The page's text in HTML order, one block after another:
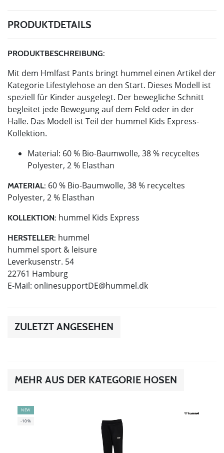
PRODUKTDETAILS
PRODUKTBESCHREIBUNG:
Mit dem Hmlfast Pants bringt hummel einen Artikel der
Kategorie Lifestylehose an den Start. Dieses Modell ist
speziell für Kinder ausgelegt. Der bewegliche Schnitt
begleitet jede Bewegung auf dem Feld oder in der
Halle. Das Modell ist Teil der hummel Kids Express-
Kollektion.
Material: 60 % Bio-Baumwolle, 38 % recyceltes
Polyester, 2 % Elasthan
MATERIAL: 60 % Bio-Baumwolle, 38 % recyceltes
Polyester, 2 % Elasthan
KOLLEKTION: hummel Kids Express
HERSTELLER: hummel
hummel sport & leisure
Leverkusenstr. 54
22761 Hamburg
E-Mail: onlinesupportDE@hummel.dk
ZULETZT ANGESEHEN
MEHR AUS DER KATEGORIE HOSEN
NEW
-10%